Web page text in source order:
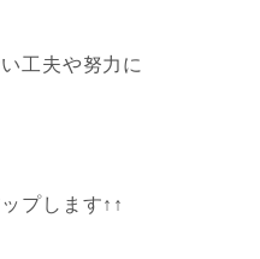
工夫や努力に
プします↑↑